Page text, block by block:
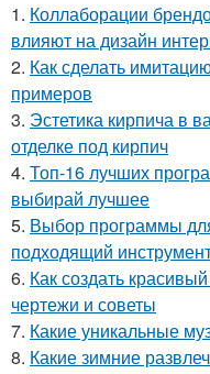
1. Коллаборации
влияют на дизайн
2. Как сделать
примеров
3. Эстетика кирпича в
отделке под кирпич
4. Топ-16 лучших
выбирай лучшее
5. Выбор программы
подходящий
6. Как создать
чертежи и советы
7. Какие уникальные
8. Какие зимние